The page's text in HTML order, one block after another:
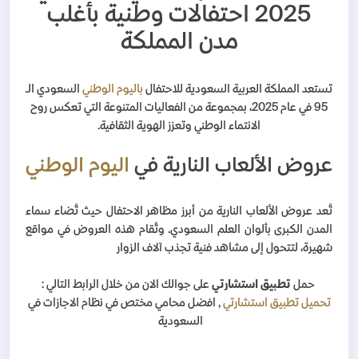
2025 احتفالات وطنية بأغلب
مدن المملكة
تستعد المملكة العربية السعودية للاحتفال باليوم الوطني السعودي الـ
95 في عام 2025، بمجموعة من الفعاليات المتنوعة التي تعكس روح
الانتماء الوطني وتعزز الهوية الثقافية.
عروض الألعاب النارية في اليوم الوطني
تُعد عروض الألعاب النارية من أبرز مظاهر الاحتفال حيث تُضاء سماء
المدن الكبرى بألوان العلم السعودي. وتُقام هذه العروض في مواقع
شهيرة، لتتحول إلى مشاهد فنية تجذب آلاف الزوار
حمل تطبيق استشارتي على جوالك الان من خلال الرابط التالي :
تحميل تطبيق استشارتي , افضل محامي مختص في نظام الاجازات في
السعودية